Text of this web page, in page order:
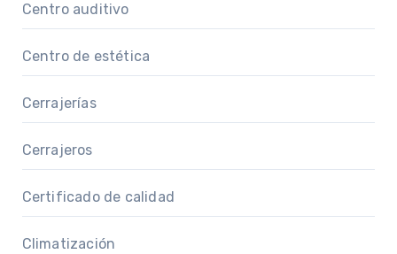
Centro auditivo
Centro de estética
Cerrajerías
Cerrajeros
Certificado de calidad
Climatización